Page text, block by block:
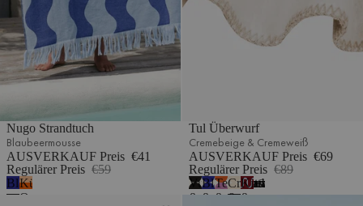
Nugo Strandtuch
Blaubeermousse
AUSVERKAUF Preis €41
Regulärer Preis €59
Blaubeermousse
Kürbis-
Orange
Tul Überwurf
Cremebeige & Cremeweiß
AUSVERKAUF Preis €69
Regulärer Preis €89
Vulkanschwarz
&
Blaubeermousse
&
Terrakotta
&
Cremebeige
&
Kirschsaft
&
7